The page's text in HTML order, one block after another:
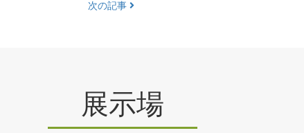
次の記事
展示場